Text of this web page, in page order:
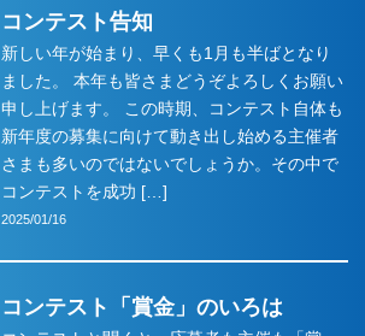
コンテスト告知
新しい年が始まり、早くも1月も半ばとなり
ました。 本年も皆さまどうぞよろしくお願い
申し上げます。 この時期、コンテスト自体も
新年度の募集に向けて動き出し始める主催者
さまも多いのではないでしょうか。その中で
コンテストを成功 […]
2025/01/16
コンテスト「賞金」のいろは